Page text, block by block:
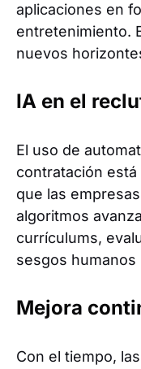
aplicaciones en
entretenimiento.
nuevos
IA en el
El uso de
contratación
que las
algoritmos
currículums,
sesgos
Mejora
Con el tiempo,